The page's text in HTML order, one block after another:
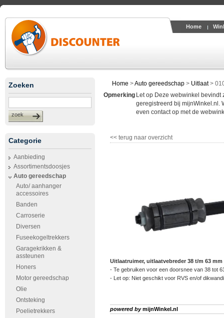
Home
Zoeken
zoek
Categorie
Aanbieding
Assortimentsdoosjes
Auto gereedschap
Auto/ aanhanger
accessoires
Banden
Carroserie
Diversen
Fuseekogeltrekkers
Garagekrikken &
assteunen
Honers
Motor gereedschap
Olie
Ontsteking
Poelietrekkers
Home >Auto gereedschap > Uitlaat>
Opmerking Let op Deze webwinkel
geregistreerd bij mijnWinkel.nl.
even contact op met de
<< terug naar overzicht
Uitlaatruimer, uitlaatvebreder 38 t/m 63 mm
- Te gebruiken voor een doorsnee van 38 tot
- Let op: Niet geschikt voor RVS en/of
powered bymijnWinkel.nl